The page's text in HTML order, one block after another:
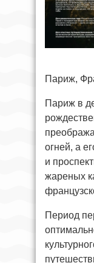
Париж,
Париж в
огней, а
и
жареных
Период